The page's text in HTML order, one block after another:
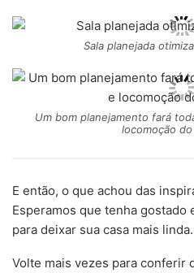
Sala planejada
Um bom planejamento fará
locomoção
E então, o que achou das
Esperamos que tenha gostado
para deixar sua casa mais linda.
Volte mais vezes para conferir